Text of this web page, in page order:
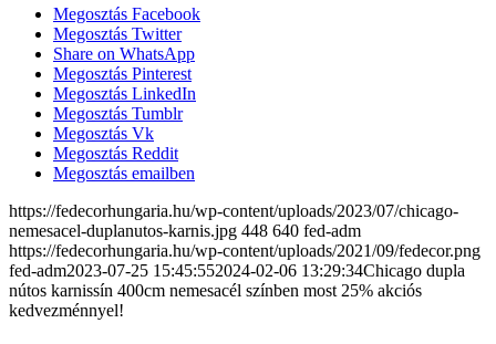
Megosztás Facebook
Megosztás Twitter
Share on WhatsApp
Megosztás Pinterest
Megosztás LinkedIn
Megosztás Tumblr
Megosztás Vk
Megosztás Reddit
Megosztás emailben
https://fedecorhungaria.hu/wp-content/uploads/2023/07/chicago-
nemesacel-duplanutos-karnis.jpg 448 640 fed-adm
https://fedecorhungaria.hu/wp-content/uploads/2021/09/fedecor.png
fed-adm2023-07-25 15:45:552024-02-06 13:29:34Chicago dupla
nútos karnissín 400cm nemesacél színben most 25% akciós
kedvezménnyel!